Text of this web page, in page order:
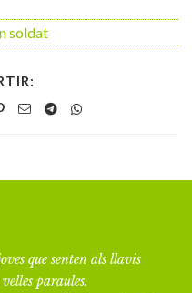
soldat
que senten als llavis
paraules.